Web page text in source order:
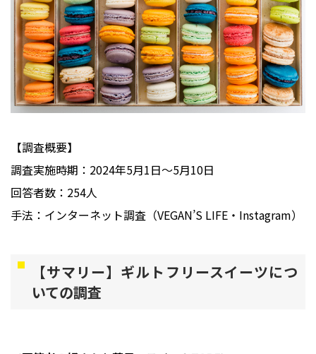
【調査概要】
調査実施時期：2024年5月1日～5月10日
回答者数：254人
手法：インターネット調査（VEGAN’S LIFE・Instagram）
【サマリー】ギルトフリースイーツにつ
いての調査